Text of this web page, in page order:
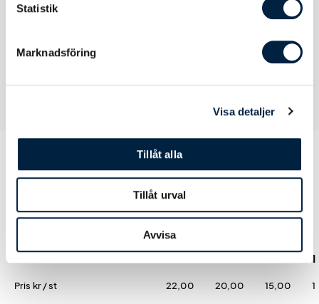
Statistik
Marknadsföring
Visa detaljer
Tillåt alla
Tillåt urval
Avvisa
Certifikat EN13356 (gäller silver + gul + gulgrön färg)
Prislista
Pris kr / st 22,00 20,00 15,00